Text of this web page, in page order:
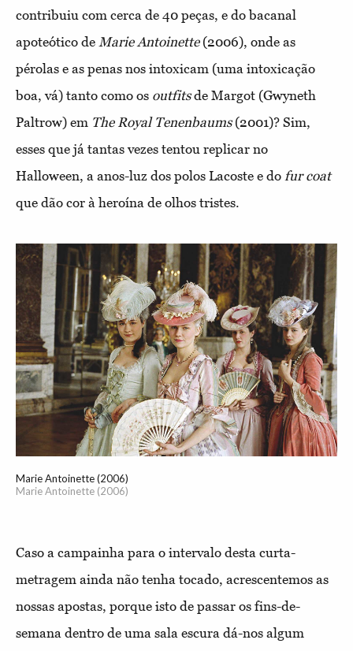
contribuiu com cerca de 40 peças, e do bacanal
apoteótico de Marie Antoinette(2006), onde as
pérolas e as penas nos intoxicam (uma intoxicação
boa, vá) tanto como os outfitsde Margot (Gwyneth
Paltrow) em The Royal Tenenbaums(2001)? Sim,
esses que já tantas vezes tentou replicar no
Halloween, a anos-luz dos polos Lacoste e do fur coat
que dão cor à heroína de olhos tristes.
Marie Antoinette (2006)
Marie Antoinette (2006)
Caso a campainha para o intervalo desta curta-
metragem ainda não tenha tocado, acrescentemos as
nossas apostas, porque isto de passar os fins-de-
semana dentro de uma sala escura dá-nos algum